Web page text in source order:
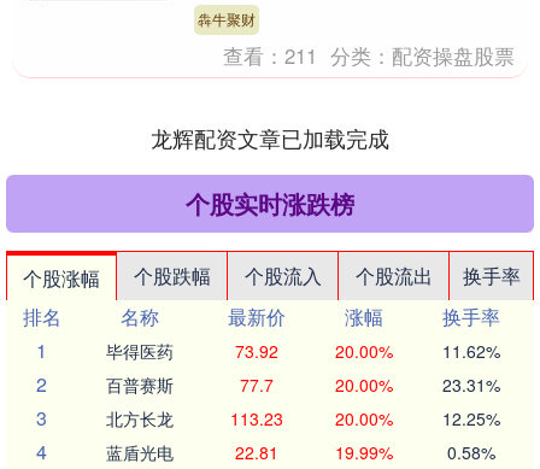
犇牛聚财
查看：211 分类： 配资操盘股票
龙辉配资文章已加载完成
个股实时涨跌榜
个股涨幅 个股跌幅 个股流入 个股流出
换手率
排名
名称 最新价 涨幅
换手率
1
毕得医药 73.92 20.00% 11.62%
2 百普赛斯 77.7 20.00% 23.31%
3 北方长龙 113.23 20.00% 12.25%
4 蓝盾光电 22.81 19.99% 0.58%